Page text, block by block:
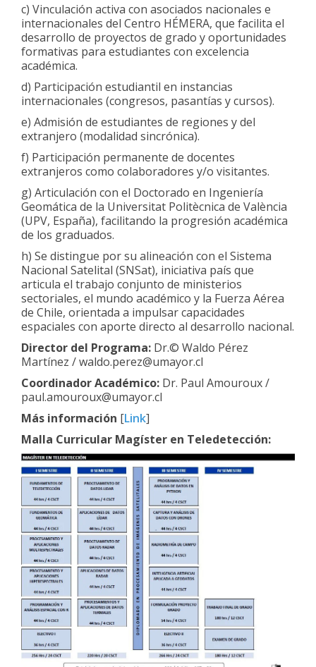
c) Vinculación activa con asociados nacionales e
internacionales del Centro HÉMERA, que facilita el
desarrollo de proyectos de grado y oportunidades
formativas para estudiantes con excelencia
académica.
d) Participación estudiantil en instancias
internacionales (congresos, pasantías y cursos).
e) Admisión de estudiantes de regiones y del
extranjero (modalidad sincrónica).
f) Participación permanente de docentes
extranjeros como colaboradores y/o visitantes.
g) Articulación con el Doctorado en Ingeniería
Geomática de la Universitat Politècnica de València
(UPV, España), facilitando la progresión académica
de los graduados.
h) Se distingue por su alineación con el Sistema
Nacional Satelital (SNSat), iniciativa país que
articula el trabajo conjunto de ministerios
sectoriales, el mundo académico y la Fuerza Aérea
de Chile, orientada a impulsar capacidades
espaciales con aporte directo al desarrollo nacional.
Director del Programa: Dr.© Waldo Pérez
Martínez / waldo.perez@umayor.cl
Coordinador Académico: Dr. Paul Amouroux /
paul.amouroux@umayor.cl
Más información [Link]
Malla Curricular Magíster en Teledetección: